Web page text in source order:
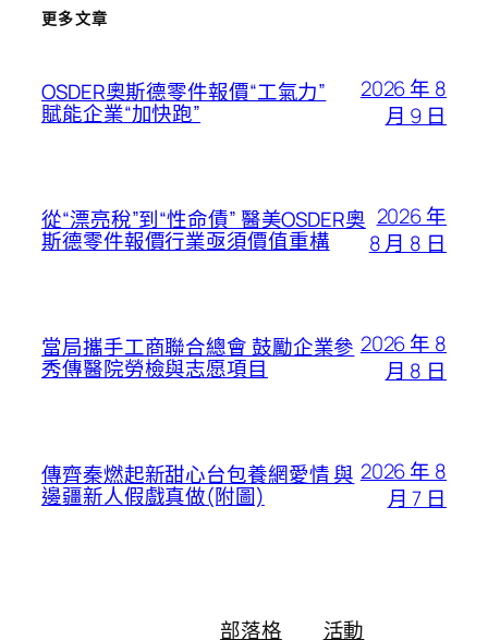
更多文章
OSDER奧斯德零件報價“工氣力”
賦能企業“加快跑”
2026 年 8
月 9 日
從“漂亮稅”到“性命債” 醫美OSDER奧
斯德零件報價行業亟須價值重構
2026 年
8 月 8 日
當局攜手工商聯合總會 鼓勵企業參
秀傳醫院勞檢與志愿項目
2026 年 8
月 8 日
傳齊秦燃起新甜心台包養網愛情 與
邊疆新人假戲真做(附圖)
2026 年 8
月 7 日
部落格 活動